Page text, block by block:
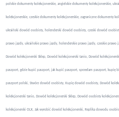
polskie dokumenty kolekcjonerskie, angielskie dokumenty kolekcjonerskie,
kolekcjonerskie, czeskie dokumenty kolekcjonerskie, zagraniczne dokumenty
ukraiński dowód osobisty, holenderski dowód osobisty, czeski dowód
prawo jazdy, ukraińskie prawo jazdy, holenderskie prawo jazdy, czeskie
Dowód kolekcjonerski Sklep, Dowód kolekcjonerski tanio, Dowód
paszport, gdzie kupić paszport, jak kupić paszport, sprzedam paszport,
paszport polski, Stwórz dowód osobisty, Kupię dowód osobisty, Dowód
kolekcjonerski tanio, Dowód kolekcjonerski Sklep, Dowód osobisty
kolekcjonerski OLX, Jak wyrobić dowód kolekcjonerski, Replika dowodu